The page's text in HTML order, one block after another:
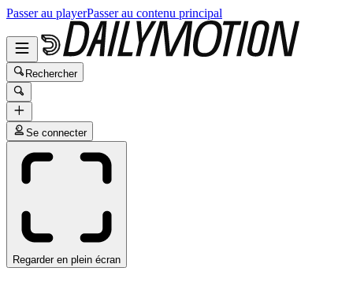
Passer au playerPasser au contenu principal
Rechercher
Se connecter
Regarder en plein écran